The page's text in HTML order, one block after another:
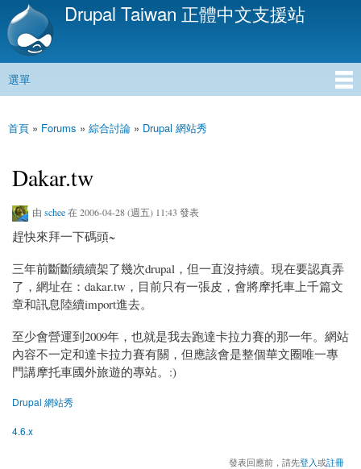
移
內
Drupal Taiwan 正體中文支援站
主選單
選單
您在這裡
首頁 » Forums » 綜合討論 » Drupal 網站秀
Dakar.tw
由 schee在 2006-04-28 (週五) 11:43 發表
趕快來拜一下碼頭~
三年前斷斷續續架了幾次drupal，但一直沒持續。現在要認真弄
了，網址在：dakar.tw，目前只有一張皮，會將摩托車上千篇文
章和訊息陸續import進去。
至少會營運到2009年，也就是我去跑達卡拉力賽的那一年。網站
內容不一定和達卡拉力賽有關，但應該會是整個華文圈唯一專
門講摩托車國外旅遊的專站。:)
Drupal 網站秀
4.6.x
發表回應前，請先登入或註冊